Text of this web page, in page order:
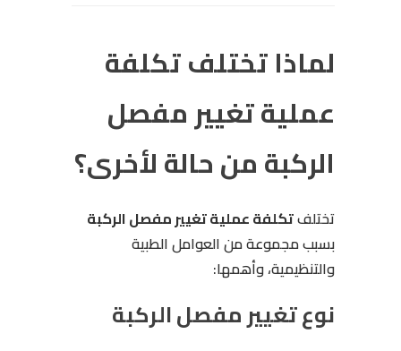
لماذا تختلف تكلفة
عملية تغيير مفصل
الركبة من حالة لأخرى؟
تختلفتكلفة عملية تغيير مفصل الركبة
بسبب مجموعة من العوامل الطبية
والتنظيمية، وأهمها:
نوع تغيير مفصل الركبة